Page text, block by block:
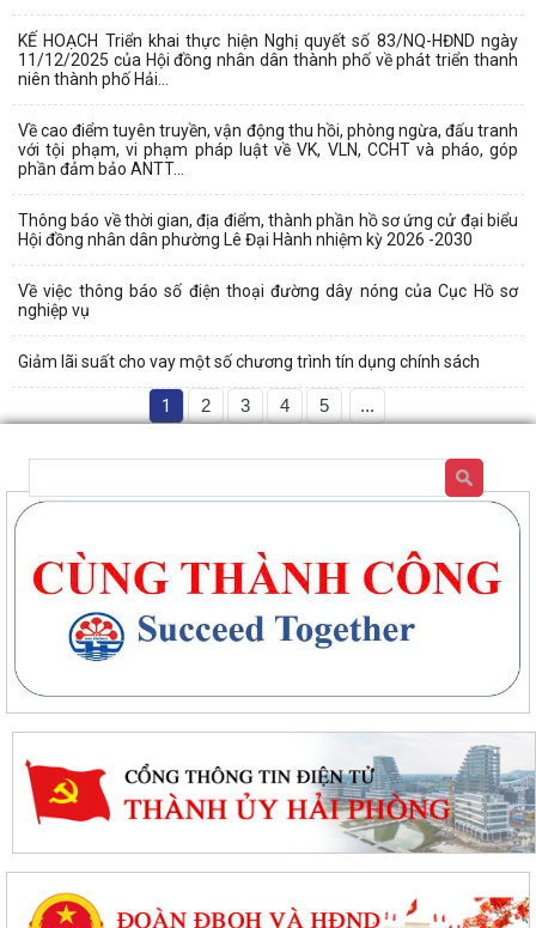
KẾ HOẠCH Triển khai thực hiện Nghị quyết số 83/NQ-HĐND ngày
11/12/2025 của Hội đồng nhân dân thành phố về phát triển thanh
niên thành phố Hải...
Về cao điểm tuyên truyền, vận động thu hồi, phòng ngừa, đấu tranh
với tội phạm, vi phạm pháp luật về VK, VLN, CCHT và pháo, góp
phần đảm bảo ANTT...
Thông báo về thời gian, địa điểm, thành phần hồ sơ ứng cử đại biểu
Hội đồng nhân dân phường Lê Đại Hành nhiệm kỳ 2026 -2030
Về việc thông báo số điện thoại đường dây nóng của Cục Hồ sơ
nghiệp vụ
Giảm lãi suất cho vay một số chương trình tín dụng chính sách
1 2 3 4 5 ...